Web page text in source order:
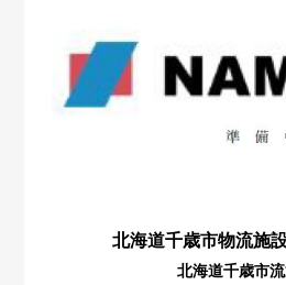
北海道千歳市物流施
北海道千歳市